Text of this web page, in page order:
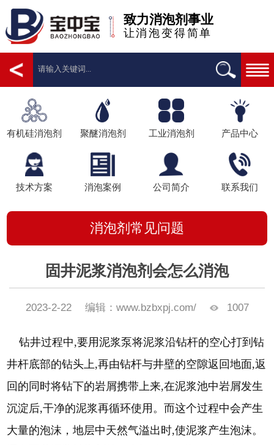
致力消泡剂事业
让消泡变得简单
有机硅消泡剂 聚醚消泡剂 工业消泡剂 产品中心
技术方案 消泡案例 公司简介 联系我们
消泡剂常见问题
固井泥浆消泡剂会怎么消泡
2023-2-22 编辑：www.bzbxpj.com/ 1007
钻井过程中,要用泥浆泵将泥浆沿钻杆的空心打到钻
井杆底部的钻头上,再由钻杆与井壁的空隙返回地面,返
回的同时将钻下的岩屑携带上来,在泥浆池中岩屑发生
沉淀后,干净的泥浆再循环使用。而这个过程中会产生
大量的泡沫，地层中天然气溢出时,使泥浆产生泡沫。